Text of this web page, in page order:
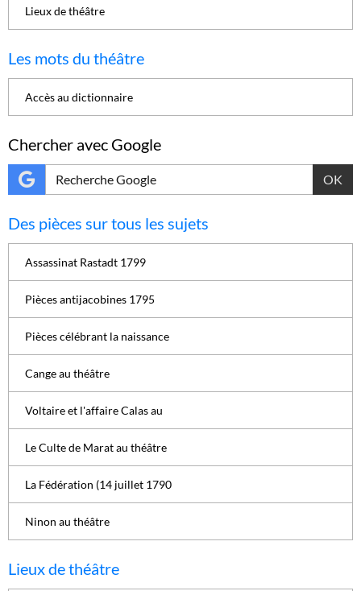
Lieux de théâtre
Les mots du théâtre
Accès au dictionnaire
Chercher avec Google
OK
Des pièces sur tous les sujets
Assassinat Rastadt 1799
Pièces antijacobines 1795
Pièces célébrant la naissance
Cange au théâtre
Voltaire et l'affaire Calas au
Le Culte de Marat au théâtre
La Fédération (14 juillet 1790
Ninon au théâtre
Lieux de théâtre